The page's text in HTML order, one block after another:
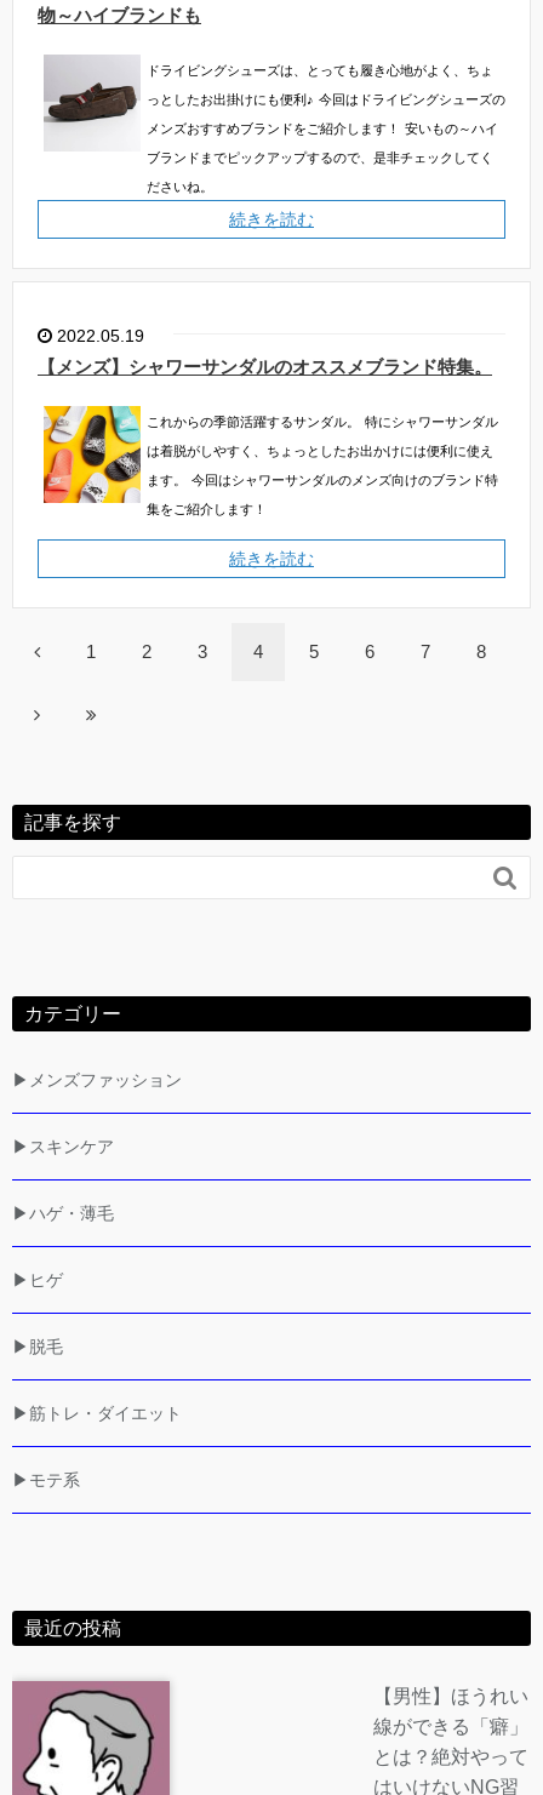
物～ハイブランドも
ドライビングシューズは、とっても履き心地がよく、ちょ
っとしたお出掛けにも便利♪ 今回はドライビングシューズの
メンズおすすめブランドをご紹介します！
安いもの～ハイ
ブランドまでピックアップするので、是非チェックしてく
ださいね。
続きを読む
2022.05.19
【メンズ】シャワーサンダルのオススメブランド特集。
これからの季節活躍するサンダル。
特にシャワーサンダル
は着脱がしやすく、ちょっとしたお出かけには便利に使え
ます。
今回はシャワーサンダルのメンズ向けのブランド特
集をご紹介します！
続きを読む
1 2 3 4 5 6 7 8
記事を探す

カテゴリー
▶メンズファッション
▶スキンケア
▶ハゲ・薄毛
▶ヒゲ
▶脱毛
▶筋トレ・ダイエット
▶モテ系
最近の投稿
【男性】ほうれい
線ができる「癖」
とは？絶対やって
はいけないNG習